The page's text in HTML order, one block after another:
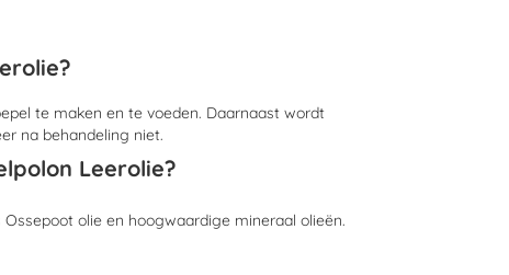
te maken en te voeden. Daarnaast wordt
na behandeling niet.
Leerolie?
olie en hoogwaardige mineraal olieën.